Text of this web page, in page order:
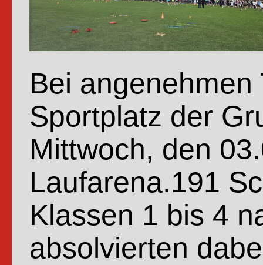
Bei
Sportplatz der
Mittwoch, den
Laufarena.191
Klassen 1 bis 4
absolvierten